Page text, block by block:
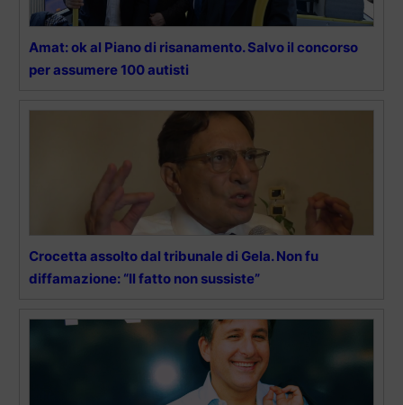
Amat: ok al Piano di risanamento. Salvo il concorso
per assumere 100 autisti
Crocetta assolto dal tribunale di Gela. Non fu
diffamazione: “Il fatto non sussiste”